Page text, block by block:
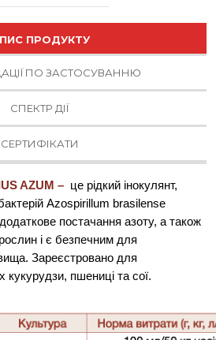
ПРОДУКТУ
ПО ЗАСТОСУВАННЮ
СПЕКТР ДІЇ
СЕРТИФІКАТИ
AZUM – це рідкий інокулянт,
Azospirillum brasilense
постачання азоту, а також
і є безпечним для
Зареєстровано для
кукурудзи, пшениці та сої.